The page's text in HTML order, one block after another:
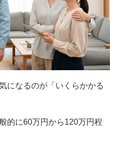
になるのが「いくらかかる
的に60万円から120万円程